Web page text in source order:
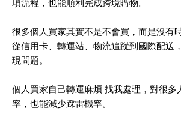
瑣流程，也能順利完成跨境購物。
很多個人買家其實不是不會買，而是沒有
從信用卡、轉運站、物流追蹤到國際配送
現問題。
個人買家自己轉運麻煩 找我處理，對很多
率，也能減少踩雷機率。